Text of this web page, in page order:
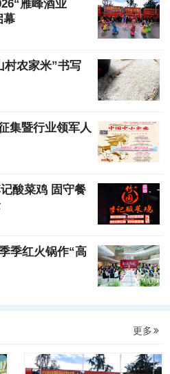
雁峰酒业
幕
村农家米”书写
集暨行业领军人
酸菜鸡 固守餐
季红火锅作“高
更多